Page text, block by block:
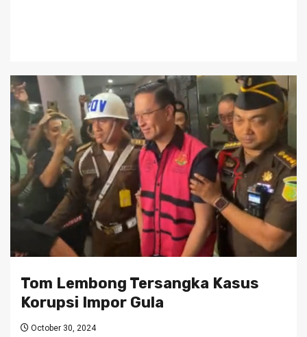
Tom Lembong Tersangka Kasus
Korupsi Impor Gula
October 30, 2024